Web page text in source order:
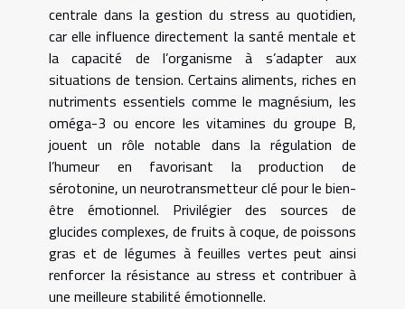
centrale dans la gestion du stress au quotidien,
car elle influence directement la santé mentale et
la capacité de l’organisme à s’adapter aux
situations de tension. Certains aliments, riches en
nutriments essentiels comme le magnésium, les
oméga-3 ou encore les vitamines du groupe B,
jouent un rôle notable dans la régulation de
l’humeur en favorisant la production de
sérotonine, un neurotransmetteur clé pour le bien-
être émotionnel. Privilégier des sources de
glucides complexes, de fruits à coque, de poissons
gras et de légumes à feuilles vertes peut ainsi
renforcer la résistance au stress et contribuer à
une meilleure stabilité émotionnelle.